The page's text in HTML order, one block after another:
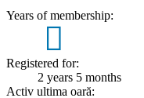
Years of membership:
Registered for:
2 years 5 months
Activ ultima oară: